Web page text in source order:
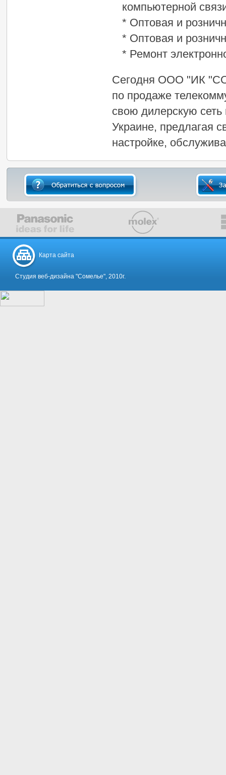
компьютерной
* Оптовая и
* Оптовая и
* Ремонт
Сегодня ООО "ИК
по продаже
свою дилерскую сеть
Украине, предлагая
настройке,
Карта сайта
Студия веб-дизайна "Сомелье", 2010г.